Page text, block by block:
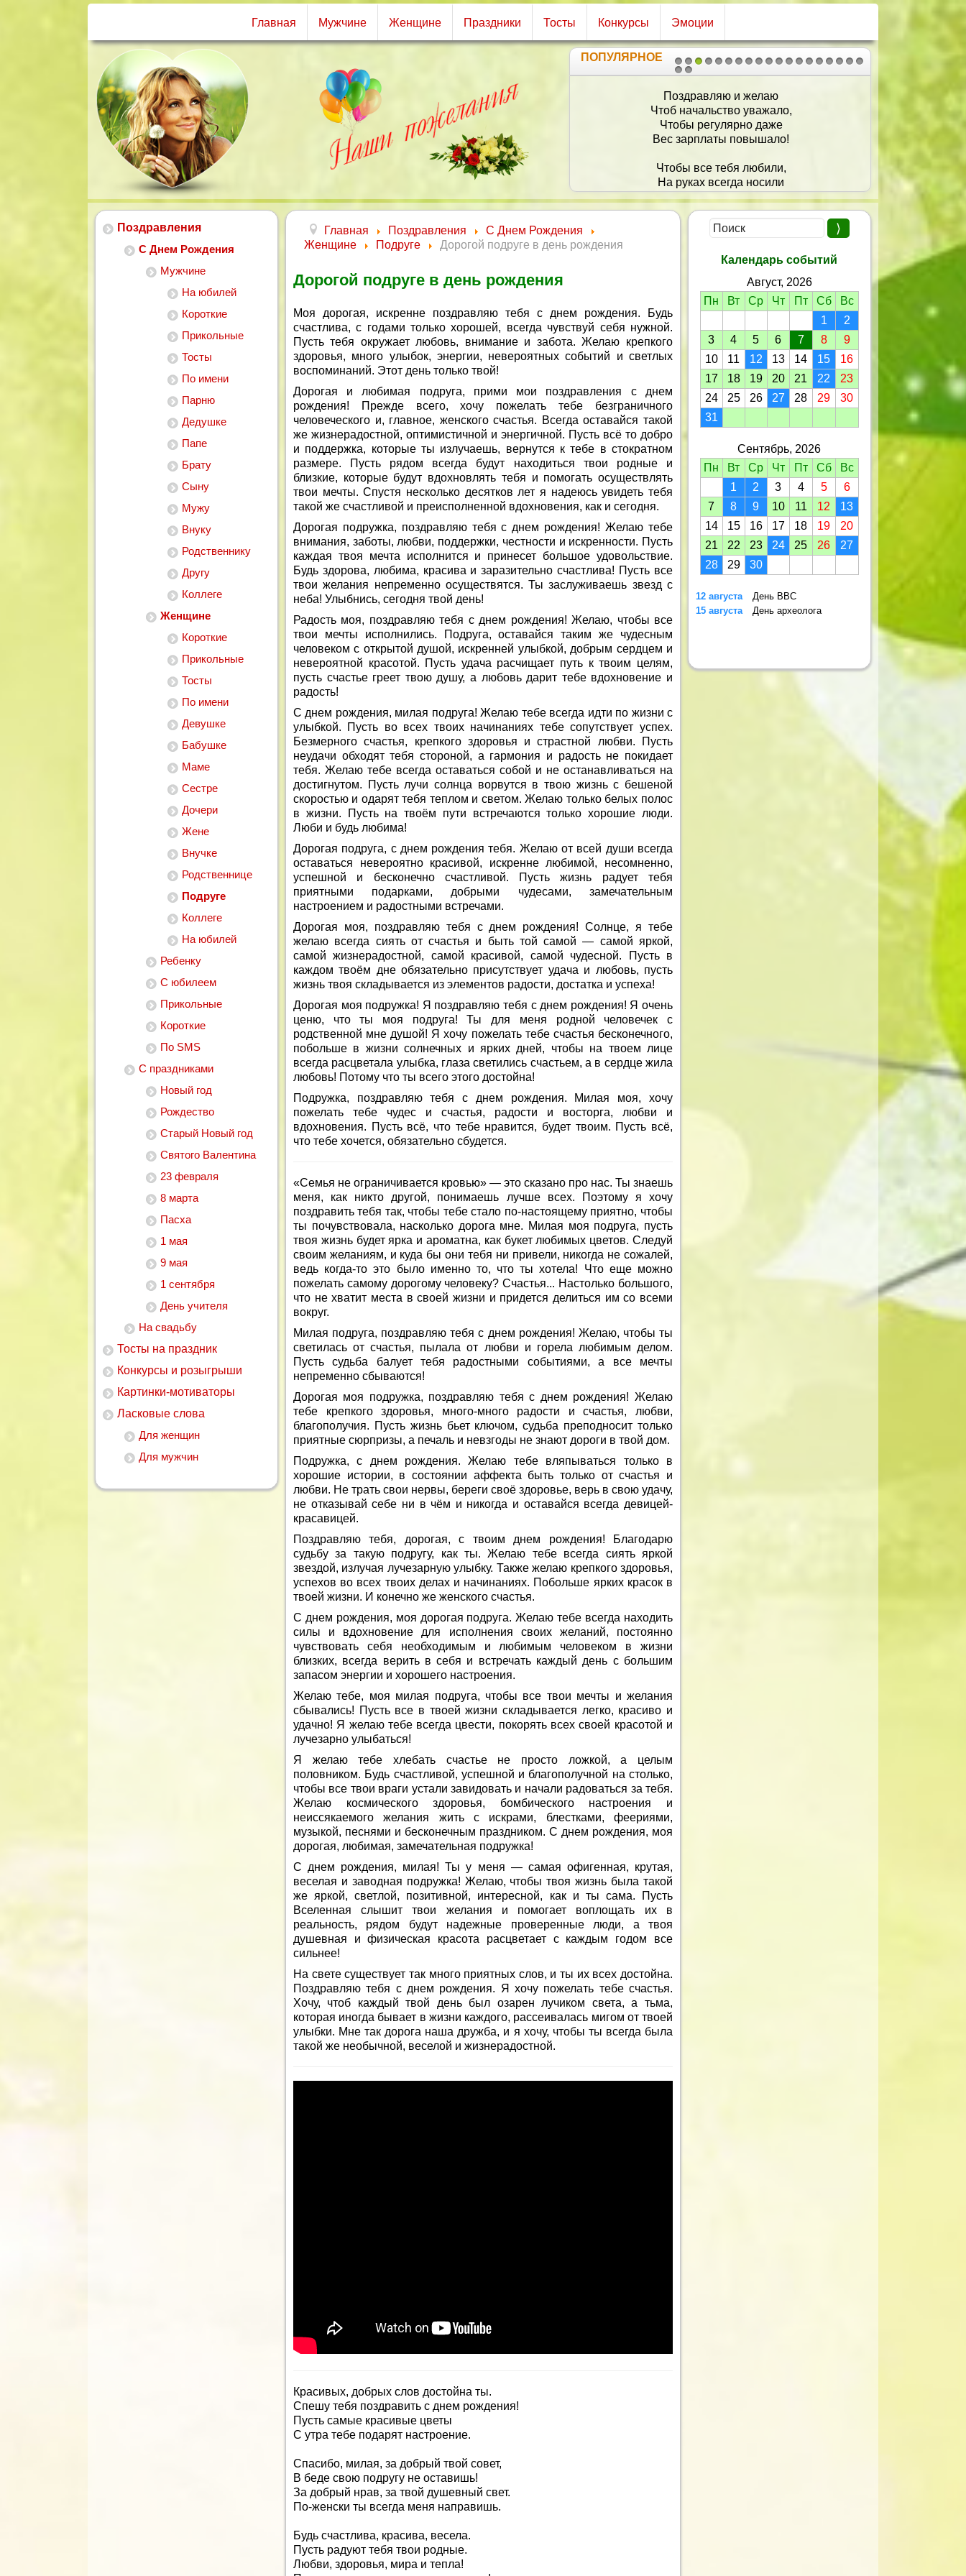
Главная Мужчине Женщине Праздники Тосты Конкурсы Эмоции
1 2
2021
ПОПУЛЯРНОЕ
Поздравляю и желаю
Чтоб начальство уважало,
Чтобы регулярно даже
Вес зарплаты повышало!
Чтобы все тебя любили,
На руках всегда носили
Чтобы жизнь твоя была
Распрекрасна — лет до ста!
Поздравления
С Днем Рождения
Мужчине
На юбилей
Короткие
Прикольные
Тосты
По имени
Парню
Дедушке
Папе
Брату
Сыну
Мужу
Внуку
Родственнику
Другу
Коллеге
Женщине
Короткие
Прикольные
Тосты
По имени
Девушке
Бабушке
Маме
Сестре
Дочери
Жене
Внучке
Родственнице
Подруге
Коллеге
На юбилей
Ребенку
С юбилеем
Прикольные
Короткие
По SMS
С праздниками
Новый год
Рождество
Старый Новый год
Святого Валентина
23 февраля
8 марта
Пасха
1 мая
9 мая
1 сентября
День учителя
На свадьбу
Тосты на праздник
Конкурсы и розыгрыши
Картинки-мотиваторы
Ласковые слова
Для женщин
Для мужчин
Главная Поздравления
С Днем Рождения
Женщине
Подруге Дорогой подруге в день рождения
Дорогой подруге в день рождения
Моя дорогая, искренне поздравляю тебя с днем рождения. Будь
счастлива, с годами только хорошей, всегда чувствуй себя нужной.
Пусть тебя окружает любовь, внимание и забота. Желаю крепкого
здоровья, много улыбок, энергии, невероятных событий и светлых
воспоминаний. Этот день только твой!
Дорогая и любимая подруга, прими мои поздравления с днем
рождения! Прежде всего, хочу пожелать тебе безграничного
человеческого и, главное, женского счастья. Всегда оставайся такой
же жизнерадостной, оптимистичной и энергичной. Пусть всё то добро
и поддержка, которые ты излучаешь, вернутся к тебе в стократном
размере. Пусть рядом всегда будут находиться твои родные и
близкие, которые будут вдохновлять тебя и помогать осуществлять
твои мечты. Спустя несколько десятков лет я надеюсь увидеть тебя
такой же счастливой и преисполненной вдохновения, как и сегодня.
Дорогая подружка, поздравляю тебя с днем рождения! Желаю тебе
внимания, заботы, любви, поддержки, честности и искренности. Пусть
каждая твоя мечта исполнится и принесет большое удовольствие.
Будь здорова, любима, красива и заразительно счастлива! Пусть все
твои желания непременно осуществятся. Ты заслуживаешь звезд с
неба! Улыбнись, сегодня твой день!
Радость моя, поздравляю тебя с днем рождения! Желаю, чтобы все
твои мечты исполнились. Подруга, оставайся таким же чудесным
человеком с открытой душой, искренней улыбкой, добрым сердцем и
невероятной красотой. Пусть удача расчищает путь к твоим целям,
пусть счастье греет твою душу, а любовь дарит тебе вдохновение и
радость!
С днем рождения, милая подруга! Желаю тебе всегда идти по жизни с
улыбкой. Пусть во всех твоих начинаниях тебе сопутствует успех.
Безмерного счастья, крепкого здоровья и страстной любви. Пусть
неудачи обходят тебя стороной, а гармония и радость не покидает
тебя. Желаю тебе всегда оставаться собой и не останавливаться на
достигнутом. Пусть лучи солнца ворвутся в твою жизнь с бешеной
скоростью и одарят тебя теплом и светом. Желаю только белых полос
в жизни. Пусть на твоём пути встречаются только хорошие люди.
Люби и будь любима!
Дорогая подруга, с днем рождения тебя. Желаю от всей души всегда
оставаться невероятно красивой, искренне любимой, несомненно,
успешной и бесконечно счастливой. Пусть жизнь радует тебя
приятными подарками, добрыми чудесами, замечательным
настроением и радостными встречами.
Дорогая моя, поздравляю тебя с днем рождения! Солнце, я тебе
желаю всегда сиять от счастья и быть той самой — самой яркой,
самой жизнерадостной, самой красивой, самой чудесной. Пусть в
каждом твоём дне обязательно присутствует удача и любовь, пусть
жизнь твоя складывается из элементов радости, достатка и успеха!
Дорогая моя подружка! Я поздравляю тебя с днем рождения! Я очень
ценю, что ты моя подруга! Ты для меня родной человечек с
родственной мне душой! Я хочу пожелать тебе счастья бесконечного,
побольше в жизни солнечных и ярких дней, чтобы на твоем лице
всегда расцветала улыбка, глаза светились счастьем, а в сердце жила
любовь! Потому что ты всего этого достойна!
Подружка, поздравляю тебя с днем рождения. Милая моя, хочу
пожелать тебе чудес и счастья, радости и восторга, любви и
вдохновения. Пусть всё, что тебе нравится, будет твоим. Пусть всё,
что тебе хочется, обязательно сбудется.
«Семья не ограничивается кровью» — это сказано про нас. Ты знаешь
меня, как никто другой, понимаешь лучше всех. Поэтому я хочу
поздравить тебя так, чтобы тебе стало по-настоящему приятно, чтобы
ты почувствовала, насколько дорога мне. Милая моя подруга, пусть
твоя жизнь будет ярка и ароматна, как букет любимых цветов. Следуй
своим желаниям, и куда бы они тебя ни привели, никогда не сожалей,
ведь когда-то это было именно то, что ты хотела! Что еще можно
пожелать самому дорогому человеку? Счастья... Настолько большого,
что не хватит места в своей жизни и придется делиться им со всеми
вокруг.
Милая подруга, поздравляю тебя с днем рождения! Желаю, чтобы ты
светилась от счастья, пылала от любви и горела любимым делом.
Пусть судьба балует тебя радостными событиями, а все мечты
непременно сбываются!
Дорогая моя подружка, поздравляю тебя с днем рождения! Желаю
тебе крепкого здоровья, много-много радости и счастья, любви,
благополучия. Пусть жизнь бьет ключом, судьба преподносит только
приятные сюрпризы, а печаль и невзгоды не знают дороги в твой дом.
Подружка, с днем рождения. Желаю тебе вляпываться только в
хорошие истории, в состоянии аффекта быть только от счастья и
любви. Не трать свои нервы, береги своё здоровье, верь в свою удачу,
не отказывай себе ни в чём и никогда и оставайся всегда девицей-
красавицей.
Поздравляю тебя, дорогая, с твоим днем рождения! Благодарю
судьбу за такую подругу, как ты. Желаю тебе всегда сиять яркой
звездой, излучая лучезарную улыбку. Также желаю крепкого здоровья,
успехов во всех твоих делах и начинаниях. Побольше ярких красок в
твоей жизни. И конечно же женского счастья.
С днем рождения, моя дорогая подруга. Желаю тебе всегда находить
силы и вдохновение для исполнения своих желаний, постоянно
чувствовать себя необходимым и любимым человеком в жизни
близких, всегда верить в себя и встречать каждый день с большим
запасом энергии и хорошего настроения.
Желаю тебе, моя милая подруга, чтобы все твои мечты и желания
сбывались! Пусть все в твоей жизни складывается легко, красиво и
удачно! Я желаю тебе всегда цвести, покорять всех своей красотой и
лучезарно улыбаться!
Я желаю тебе хлебать счастье не просто ложкой, а целым
половником. Будь счастливой, успешной и благополучной на столько,
чтобы все твои враги устали завидовать и начали радоваться за тебя.
Желаю космического здоровья, бомбического настроения и
неиссякаемого желания жить с искрами, блестками, феериями,
музыкой, песнями и бесконечным праздником. С днем рождения, моя
дорогая, любимая, замечательная подружка!
С днем рождения, милая! Ты у меня — самая офигенная, крутая,
веселая и заводная подружка! Желаю, чтобы твоя жизнь была такой
же яркой, светлой, позитивной, интересной, как и ты сама. Пусть
Вселенная слышит твои желания и помогает воплощать их в
реальность, рядом будут надежные проверенные люди, а твоя
душевная и физическая красота расцветает с каждым годом все
сильнее!
На свете существует так много приятных слов, и ты их всех достойна.
Поздравляю тебя с днем рождения. Я хочу пожелать тебе счастья.
Хочу, чтоб каждый твой день был озарен лучиком света, а тьма,
которая иногда бывает в жизни каждого, рассеивалась мигом от твоей
улыбки. Мне так дорога наша дружба, и я хочу, чтобы ты всегда была
такой же необычной, веселой и жизнерадостной.
Красивых, добрых слов достойна ты.
Спешу тебя поздравить с днем рождения!
Пусть самые красивые цветы
С утра тебе подарят настроение.
Спасибо, милая, за добрый твой совет,
В беде свою подругу не оставишь!
За добрый нрав, за твой душевный свет.
По-женски ты всегда меня направишь.
Будь счастлива, красива, весела.
Пусть радуют тебя твои родные.
Любви, здоровья, мира и тепла!
Календарь событий
Август, 2026
Пн
Вт Ср Чт Пт Сб
Вс
1
2
3
4 5 6 7 8
9
10
11 12 13 14 15
16
17
18 19 20 21 22
23
24
25 26 27 28 29
30
31
Сентябрь, 2026
Пн
Вт Ср Чт Пт Сб
Вс
1
2 3 4 5
6
7
8 9 10 11 12
13
14
15 16 17 18 19
20
21
22 23 24 25 26
27
28
29 30
12 августа
День ВВС
15 августа
День археолога